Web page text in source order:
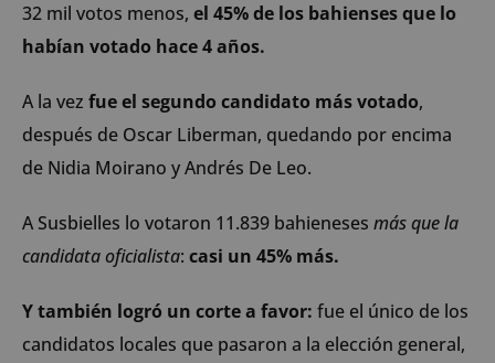
32 mil votos menos, el 45% de los bahienses que lo
habían votado hace 4 años.
A la vez fue el segundo candidato más votado,
después de Oscar Liberman, quedando por encima
de Nidia Moirano y Andrés De Leo.
A Susbielles lo votaron 11.839 bahieneses más que la
candidata oficialista: casi un 45% más.
Y también logró un corte a favor: fue el único de los
candidatos locales que pasaron a la elección general,